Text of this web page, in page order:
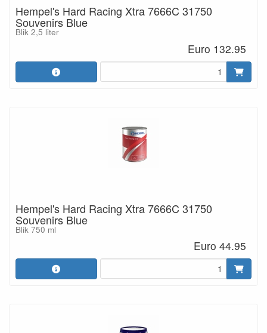
Hempel's Hard Racing Xtra 7666C 31750
Souvenirs Blue
Blik 2,5 liter
Euro 132.95
Hempel's Hard Racing Xtra 7666C 31750
Souvenirs Blue
Blik 750 ml
Euro 44.95